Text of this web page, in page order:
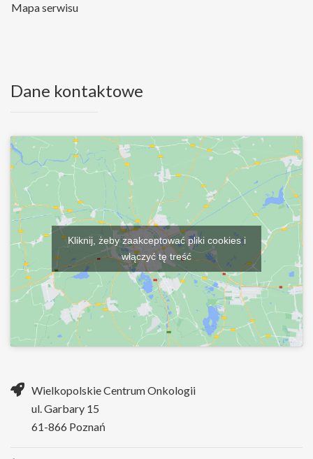
Mapa serwisu
Dane kontaktowe
Kliknij, żeby zaakceptować pliki cookies i
włączyć tę treść
Wielkopolskie Centrum Onkologii
ul. Garbary 15
61-866 Poznań